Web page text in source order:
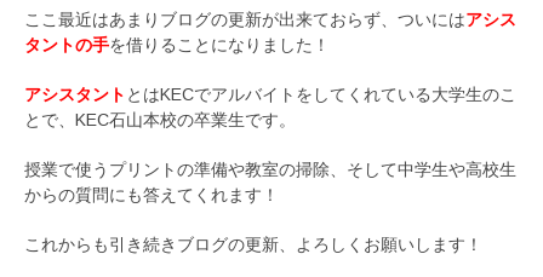
ここ最近はあまりブログの更新が出来ておらず、ついにはアシス
タントの手を借りることになりました！
アシスタント とはKECでアルバイトをしてくれている大学生のこ
とで、KEC石山本校の卒業生です。
授業で使うプリントの準備や教室の掃除、そして中学生や高校生
からの質問にも答えてくれます！
これからも引き続きブログの更新、よろしくお願いします！